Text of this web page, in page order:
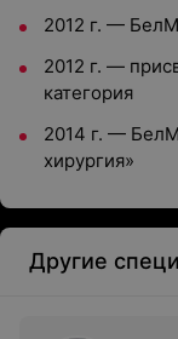
2012 г. —
2012 г. —
категория
2014 г. —
хирургия»
Другие